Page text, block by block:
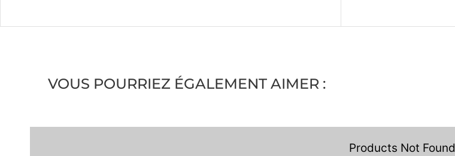
VOUS POURRIEZ ÉGALEMENT AIMER :
Products Not Found